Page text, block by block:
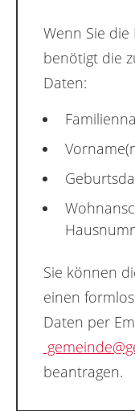
Wenn Sie
benötigt die
Daten:
Sie können
einen
Daten per
beantragen.